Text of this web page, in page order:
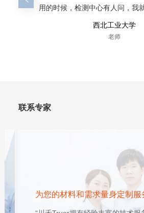
用的时候，检测中心有人问，我
西北工业大学
老师
联系专家
为您的材料和需求量身定制服